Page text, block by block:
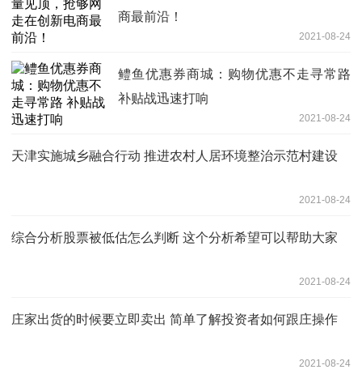
商最前沿！
2021-08-24
鳢鱼优惠券商城：购物优惠不走寻常路
补贴战迅速打响
2021-08-24
天津实施城乡融合行动 推进农村人居环境整治示范村建设
2021-08-24
综合分析股票被低估怎么判断 这个分析希望可以帮助大家
2021-08-24
庄家出货的时候要立即卖出 简单了解投资者如何跟庄操作
2021-08-24